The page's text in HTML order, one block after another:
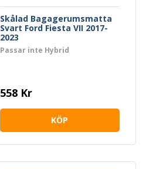
Skålad Bagagerumsmatta
Svart Ford Fiesta VII 2017-
2023
Passar inte Hybrid
558 Kr
KÖP